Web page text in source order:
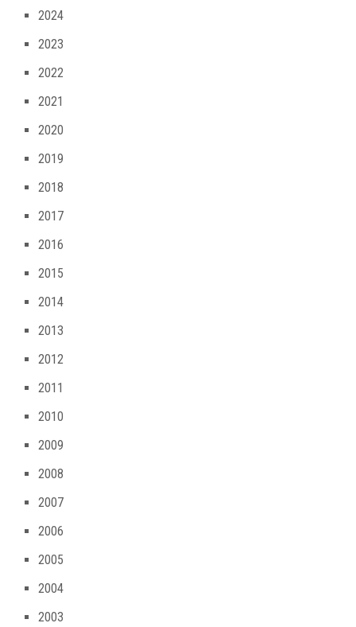
2024
2023
2022
2021
2020
2019
2018
2017
2016
2015
2014
2013
2012
2011
2010
2009
2008
2007
2006
2005
2004
2003